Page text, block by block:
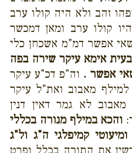
זהב ולא היה קולו ערב
קולו ערב ומאן דמכשר
אפשר דמ"מ אשכחן כלי
אימא עיקר שירה בפה
אפשר . וה"פ דכ"ע עיקר
מאבוב ואת"ל עיקר
לא גמר דאין דנין
והכא במילף מנורה בכללי
ומיעוטי קמיפלגי ה"ג ול"ג